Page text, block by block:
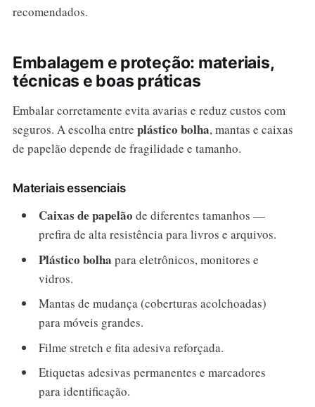
recomendados.
Embalagem e proteção: materiais,
técnicas e boas práticas
Embalar corretamente evita avarias e reduz custos com
seguros. A escolha entre plástico bolha, mantas e caixas
de papelão depende de fragilidade e tamanho.
Materiais essenciais
Caixas de papelão de diferentes tamanhos —
prefira de alta resistência para livros e arquivos.
Plástico bolha para eletrônicos, monitores e
vidros.
Mantas de mudança (coberturas acolchoadas)
para móveis grandes.
Filme stretch e fita adesiva reforçada.
Etiquetas adesivas permanentes e marcadores
para identificação.